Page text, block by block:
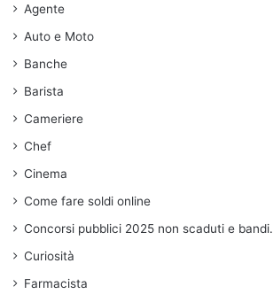
Agente
Auto e Moto
Banche
Barista
Cameriere
Chef
Cinema
Come fare soldi online
Concorsi pubblici 2025 non scaduti e bandi.
Curiosità
Farmacista